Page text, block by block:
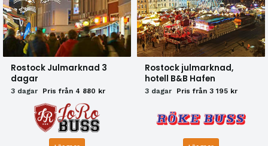
Rostock Julmarknad 3
dagar
3 dagar Pris från 4 880 kr
Rostock julmarknad,
hotell B&B Hafen
3 dagar Pris från 3 195 kr